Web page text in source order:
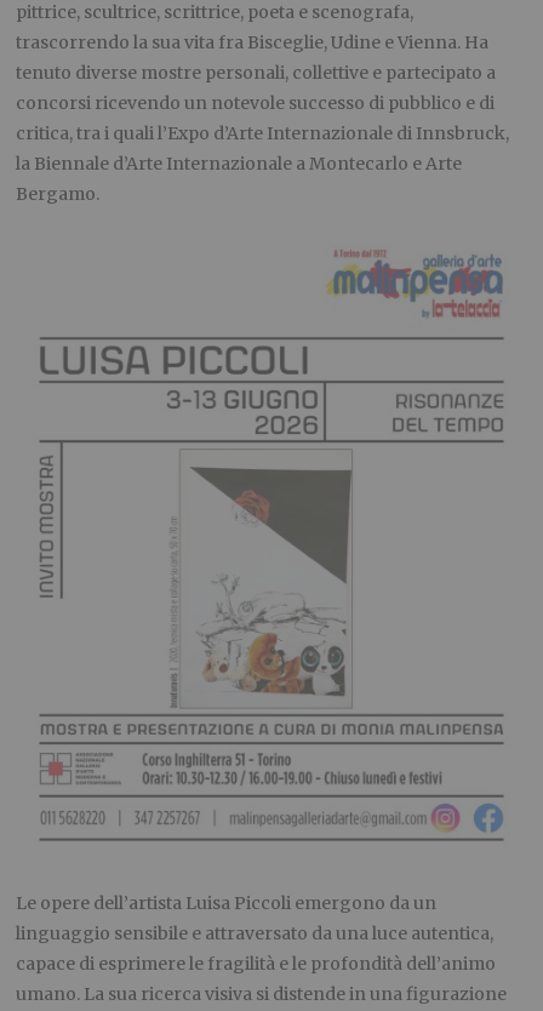
pittrice, scultrice, scrittrice, poeta e scenografa,
trascorrendo la sua vita fra Bisceglie, Udine e Vienna. Ha
tenuto diverse mostre personali, collettive e partecipato a
concorsi ricevendo un notevole successo di pubblico e di
critica, tra i quali l’Expo d’Arte Internazionale di Innsbruck,
la Biennale d’Arte Internazionale a Montecarlo e Arte
Bergamo.
Le opere dell’artista Luisa Piccoli emergono da un
linguaggio sensibile e attraversato da una luce autentica,
capace di esprimere le fragilità e le profondità dell’animo
umano. La sua ricerca visiva si distende in una figurazione